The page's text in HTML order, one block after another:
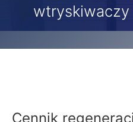
Cennik